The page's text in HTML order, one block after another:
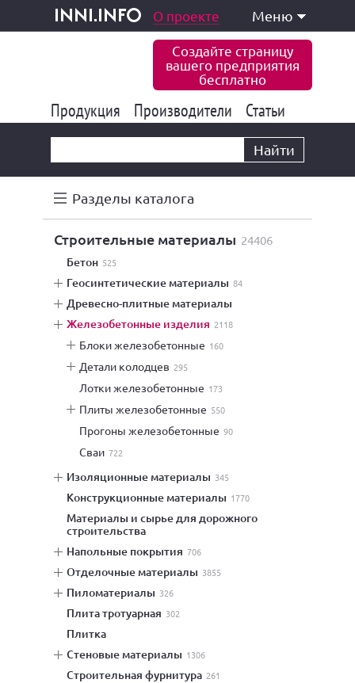
inni.info
и услуги О проекте Меню
Создайте страницу
вашего предприятия
бесплатно
Продукция 177 847
Производители 6 777
Статьи
Найти
Разделы каталога
строительные материалы 24406
бетон 525
геосинтетические материалы 84
древесно-плитные материалы
железобетонные изделия 2118
блоки железобетонные 160
детали колодцев 295
лотки железобетонные 173
плиты железобетонные 550
прогоны железобетонные 90
сваи 722
изоляционные материалы 345
конструкционные материалы 1770
материалы и сырье для дорожного
строительства
напольные покрытия 706
отделочные материалы 3855
пиломатериалы 326
плита тротуарная 302
плитка
стеновые материалы 1306
строительная фурнитура 261